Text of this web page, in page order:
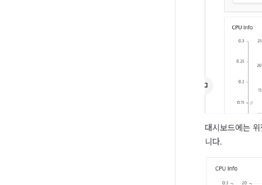
대시보드에는
니다.